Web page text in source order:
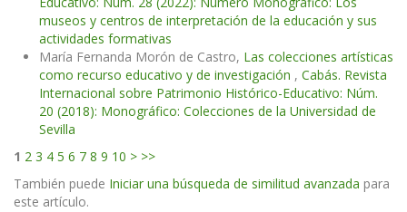
museos y centros de interpretación de la educación y sus
actividades formativas
María Fernanda Morón de Castro, Las colecciones artísticas
como recurso educativo y de investigación , Cabás. Revista
Internacional sobre Patrimonio Histórico-Educativo: Núm.
20 (2018): Monográfico: Colecciones de la Universidad de
Sevilla
1 2 3 4 5 6 7 8 9 10 > >>
También puede Iniciar una búsqueda de similitud avanzada para
este artículo.